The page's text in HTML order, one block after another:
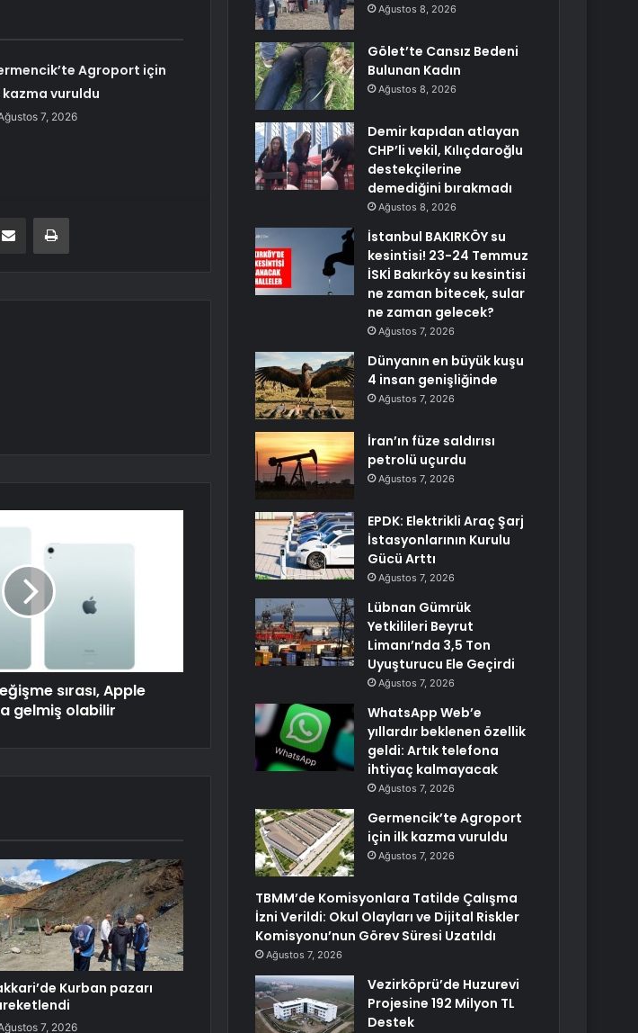
Agroport için
kazma vuruldu
7, 2026
E-Posta ile paylaş Yazdır
sırası, Apple
gelmiş olabilir
Kurban pazarı
7, 2026
Ağustos 8, 2026
Gölet’te Cansız Bedeni
Bulunan Kadın
Ağustos 8, 2026
Demir kapıdan atlayan
CHP’li vekil, Kılıçdaroğlu
destekçilerine
demediğini bırakmadı
Ağustos 8, 2026
İstanbul BAKIRKÖY su
kesintisi! 23-24 Temmuz
İSKİ Bakırköy su kesintisi
ne zaman bitecek, sular
ne zaman gelecek?
Ağustos 7, 2026
Dünyanın en büyük kuşu
4 insan genişliğinde
Ağustos 7, 2026
İran’ın füze saldırısı
petrolü uçurdu
Ağustos 7, 2026
EPDK: Elektrikli Araç Şarj
İstasyonlarının Kurulu
Gücü Arttı
Ağustos 7, 2026
Lübnan Gümrük
Yetkilileri Beyrut
Limanı’nda 3,5 Ton
Uyuşturucu Ele Geçirdi
Ağustos 7, 2026
WhatsApp Web’e
yıllardır beklenen özellik
geldi: Artık telefona
ihtiyaç kalmayacak
Ağustos 7, 2026
Germencik’te Agroport
için ilk kazma vuruldu
Ağustos 7, 2026
TBMM’de Komisyonlara Tatilde Çalışma
İzni Verildi: Okul Olayları ve Dijital Riskler
Komisyonu’nun Görev Süresi Uzatıldı
Ağustos 7, 2026
Vezirköprü’de Huzurevi
Projesine 192 Milyon TL
Destek